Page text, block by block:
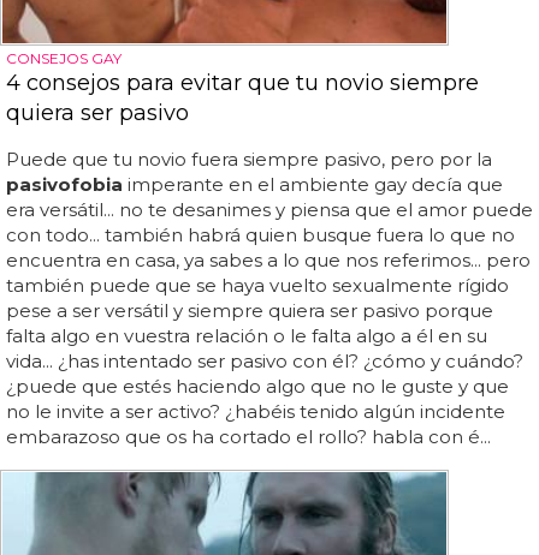
CONSEJOS GAY
4 consejos para evitar que tu novio siempre
quiera ser pasivo
Puede que tu novio fuera siempre pasivo, pero por la
pasivofobia imperante en el ambiente gay decía que
era versátil... no te desanimes y piensa que el amor puede
con todo... también habrá quien busque fuera lo que no
encuentra en casa, ya sabes a lo que nos referimos... pero
también puede que se haya vuelto sexualmente rígido
pese a ser versátil y siempre quiera ser pasivo porque
falta algo en vuestra relación o le falta algo a él en su
vida... ¿has intentado ser pasivo con él? ¿cómo y cuándo?
¿puede que estés haciendo algo que no le guste y que
no le invite a ser activo? ¿habéis tenido algún incidente
embarazoso que os ha cortado el rollo? habla con é...